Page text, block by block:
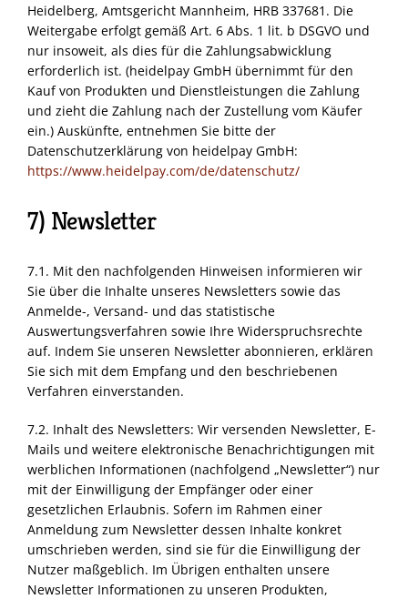
Heidelberg, Amtsgericht Mannheim, HRB337681. Die
Weitergabe erfolgt gemäß Art. 6 Abs. 1 lit. b DSGVO und
nur insoweit, als dies für die Zahlungsabwicklung
erforderlich ist. (heidelpay GmbH übernimmt für den
Kauf von Produkten und Dienstleistungen die Zahlung
und zieht die Zahlung nach der Zustellung vom Käufer
ein.) Auskünfte, entnehmen Sie bitte der
Datenschutzerklärung von heidelpay GmbH:
https://www.heidelpay.com/de/datenschutz/
7) Newsletter
7.1. Mit den nachfolgenden Hinweisen informieren wir
Sie über die Inhalte unseres Newsletters sowie das
Anmelde-, Versand- und das statistische
Auswertungsverfahren sowie Ihre Widerspruchsrechte
auf. Indem Sie unseren Newsletter abonnieren, erklären
Sie sich mit dem Empfang und den beschriebenen
Verfahren einverstanden.
7.2. Inhalt des Newsletters: Wir versenden Newsletter, E-
Mails und weitere elektronische Benachrichtigungen mit
werblichen Informationen (nachfolgend „Newsletter“) nur
mit der Einwilligung der Empfänger oder einer
gesetzlichen Erlaubnis. Sofern im Rahmen einer
Anmeldung zum Newsletter dessen Inhalte konkret
umschrieben werden, sind sie für die Einwilligung der
Nutzer maßgeblich. Im Übrigen enthalten unsere
Newsletter Informationen zu unseren Produkten,